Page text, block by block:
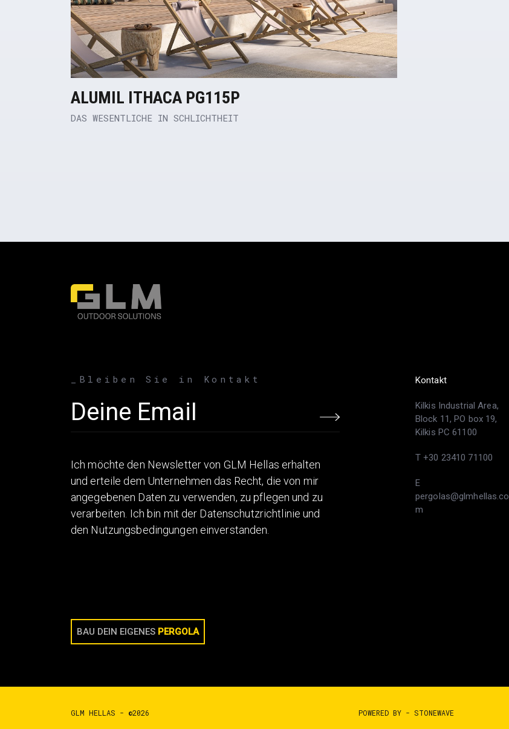
ALUMIL ITHACA PG115P
DAS WESENTLICHE IN SCHLICHTHEIT
_Bleiben Sie in Kontakt
Email address
Ich möchte den Newsletter von GLM Hellas erhalten
und erteile dem Unternehmen das Recht, die von mir
angegebenen Daten zu verwenden, zu pflegen und zu
verarbeiten. Ich bin mit der Datenschutzrichtlinie und
den Nutzungsbedingungen einverstanden.
BAU DEIN EIGENES PERGOLA
Kontakt
Kilkis Industrial Area,
Block 11, PO box 19,
Kilkis PC 61100
T +30 23410 71100
E
pergolas@glmhellas.co
m
GLM HELLAS - ©2026 POWERED BY - STONEWAVE